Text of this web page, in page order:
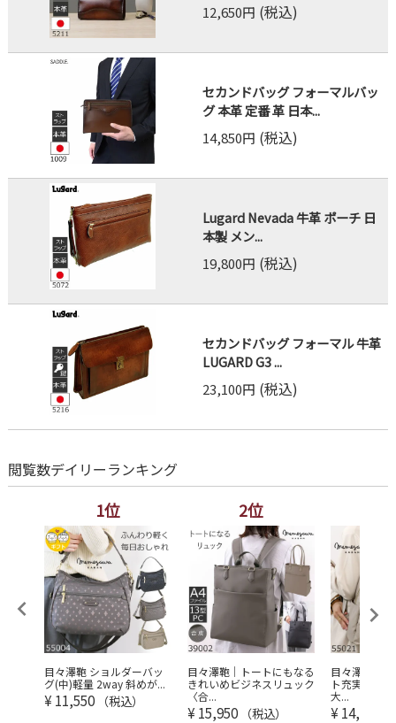
12,650円 (税込)
セカンドバッグ フォーマルバッ
グ 本革 定番 革 日本...
14,850円 (税込)
Lugard Nevada 牛革 ポーチ 日
本製 メン...
19,800円 (税込)
セカンドバッグ フォーマル 牛革
LUGARD G3 ...
23,100円 (税込)
閲覧数デイリーランキング
1位
目々澤鞄 ショルダーバッ
グ(中)軽量 2way 斜めが...
¥ 11,550 （税込）
2位
目々澤鞄｜トートにもなる
きれいめビジネスリュック
〈合...
¥ 15,950 （税込）
目々澤鞄 リ
ト充実 軽量
大...
¥ 14,300